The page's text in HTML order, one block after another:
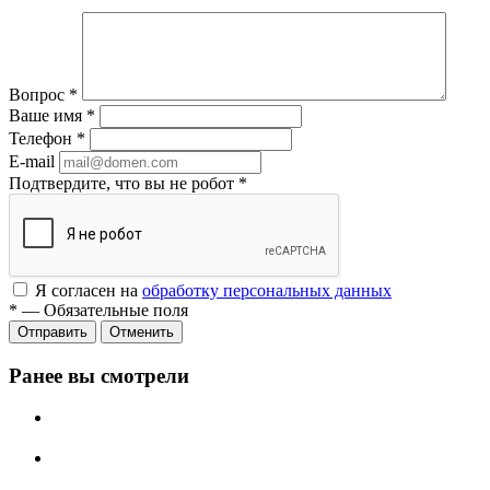
Вопрос *
Ваше имя *
Телефон *
E-mail
Подтвердите, что вы не робот *
Я согласен на обработку персональных данных
* — Обязательные поля
Отменить
Ранее вы смотрели